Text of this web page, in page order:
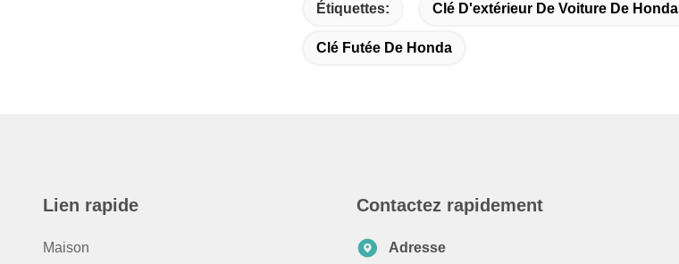
Étiquettes: Clé D'extérieur De Voiture De Honda
Clé Futée De Honda
Lien rapide
Maison
Contactez rapidement
Adresse